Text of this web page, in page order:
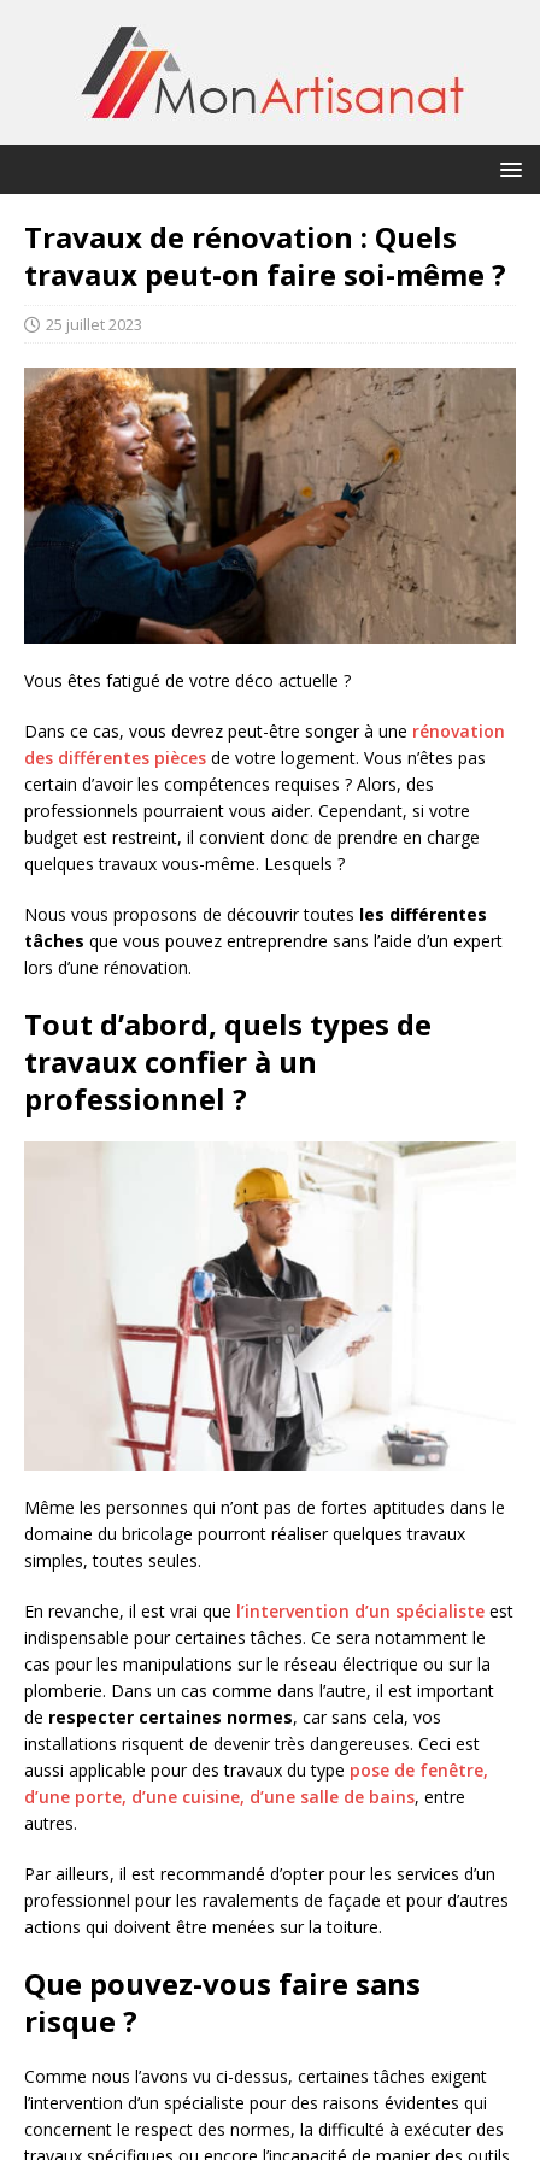
Travaux de rénovation : Quels
travaux peut-on faire soi-même ?
25 juillet 2023
Vous êtes fatigué de votre déco actuelle ?
Dans ce cas, vous devrez peut-être songer à une rénovation
des différentes pièces de votre logement. Vous n’êtes pas
certain d’avoir les compétences requises ? Alors, des
professionnels pourraient vous aider. Cependant, si votre
budget est restreint, il convient donc de prendre en charge
quelques travaux vous-même. Lesquels ?
Nous vous proposons de découvrir toutes les différentes
tâches que vous pouvez entreprendre sans l’aide d’un expert
lors d’une rénovation.
Tout d’abord, quels types de
travaux confier à un
professionnel ?
Même les personnes qui n’ont pas de fortes aptitudes dans le
domaine du bricolage pourront réaliser quelques travaux
simples, toutes seules.
En revanche, il est vrai que l’intervention d’un spécialiste est
indispensable pour certaines tâches. Ce sera notamment le
cas pour les manipulations sur le réseau électrique ou sur la
plomberie. Dans un cas comme dans l’autre, il est important
de respecter certaines normes, car sans cela, vos
installations risquent de devenir très dangereuses. Ceci est
aussi applicable pour des travaux du type pose de fenêtre,
d’une porte, d’une cuisine, d’une salle de bains, entre
autres.
Par ailleurs, il est recommandé d’opter pour les services d’un
professionnel pour les ravalements de façade et pour d’autres
actions qui doivent être menées sur la toiture.
Que pouvez-vous faire sans
risque ?
Comme nous l’avons vu ci-dessus, certaines tâches exigent
l’intervention d’un spécialiste pour des raisons évidentes qui
concernent le respect des normes, la difficulté à exécuter des